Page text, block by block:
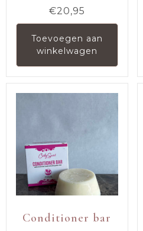
€20,95
Toevoegen aan
winkelwagen
Conditioner bar